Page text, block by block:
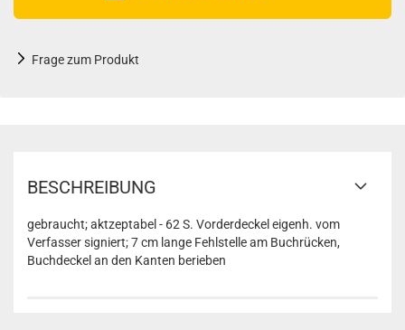
Frage zum Produkt
BESCHREIBUNG
gebraucht; aktzeptabel - 62 S. Vorderdeckel eigenh. vom
Verfasser signiert; 7 cm lange Fehlstelle am Buchrücken,
Buchdeckel an den Kanten berieben